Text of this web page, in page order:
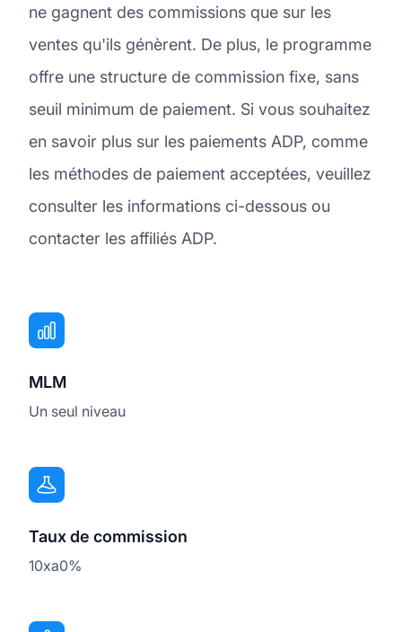
ne gagnent des commissions que sur les
ventes qu'ils génèrent. De plus, le programme
offre une structure de commission fixe, sans
seuil minimum de paiement. Si vous souhaitez
en savoir plus sur les paiements ADP, comme
les méthodes de paiement acceptées, veuillez
consulter les informations ci-dessous ou
contacter les affiliés ADP.
MLM
Un seul niveau
Taux de commission
10xa0%